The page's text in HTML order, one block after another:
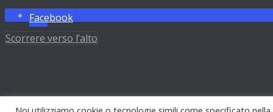
Cerca
MenuMenu
Facebook
Scorrere verso l’alto